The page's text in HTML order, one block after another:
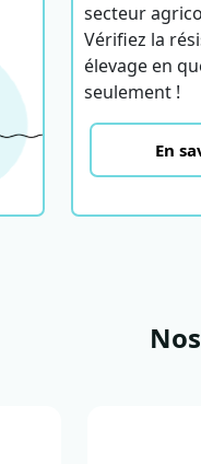
secteur
Vérifiez la
élevage en
seulement !
En